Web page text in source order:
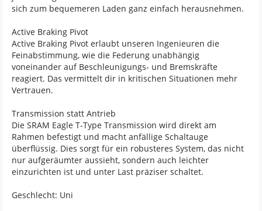
sich zum bequemeren Laden ganz einfach herausnehmen.
Active Braking Pivot
Active Braking Pivot erlaubt unseren Ingenieuren die
Feinabstimmung, wie die Federung unabhängig
voneinander auf Beschleunigungs- und Bremskräfte
reagiert. Das vermittelt dir in kritischen Situationen mehr
Vertrauen.
Transmission statt Antrieb
Die SRAM Eagle T-Type Transmission wird direkt am
Rahmen befestigt und macht anfällige Schaltauge
überflüssig. Dies sorgt für ein robusteres System, das nicht
nur aufgeräumter aussieht, sondern auch leichter
einzurichten ist und unter Last präziser schaltet.
Geschlecht: Uni